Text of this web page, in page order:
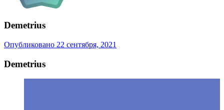
Demetrius
Опубликовано 22 сентября, 2021
Demetrius